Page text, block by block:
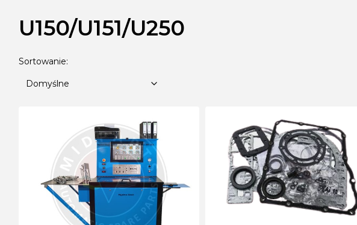
U150/U151/U250
Lista produktów
Sortowanie:
Domyślne